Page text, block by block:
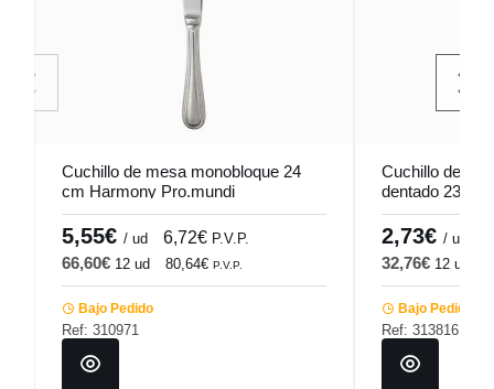
Cuchillo de mesa monobloque 24
cm Harmony Pro.mundi
5,55€ / ud 6,72€ P.V.P.
66,60€ 12 ud 80,64€ P.V.P.
Bajo Pedido
Ref: 310971
Cuchillo de
dentado 23
Pro.mundi
2,73€ / ud
32,76€ 12 ud
Bajo Pedido
Ref: 313816